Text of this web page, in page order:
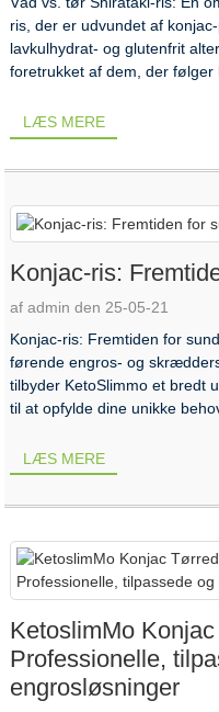
ris, der er udvundet af
lavkulhydrat- og glutenfrit
foretrukket af dem, der
LÆS MERE
Konjac-ris:
af admin den 25-05-21
Konjac-ris: Fremtiden for
førende engros- og
tilbyder KetoSlimmo et bredt
til at opfylde dine unikke
LÆS MERE
KetoslimMo
Professionelle,
engrosløsninger